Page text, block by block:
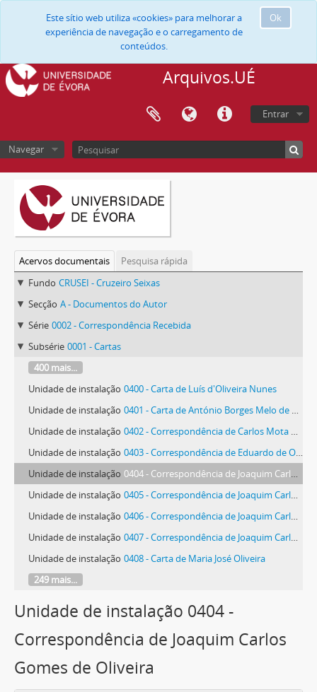
Ok
Este sítio web utiliza «cookies» para melhorar a
experiência de navegação e o carregamento de
conteúdos.
Arquivos.UÉ
Entrar
Navegar
Acervos documentais
Pesquisa rápida
Fundo CRUSEI - Cruzeiro Seixas
Secção A - Documentos do Autor
Série 0002 - Correspondência Recebida
Subsérie 0001 - Cartas
400 mais...
Unidade de instalação 0400 - Carta de Luís d'Oliveira Nunes
Unidade de instalação 0401 - Carta de António Borges Melo de Oliveira
Unidade de instalação 0402 - Correspondência de Carlos Mota de Oliveira
Unidade de instalação 0403 - Correspondência de Eduardo de Oliveira
Unidade de instalação 0404 - Correspondência de Joaquim Carlos Gomes de Oliveira
Unidade de instalação 0405 - Correspondência de Joaquim Carlos Gomes de Oliveira
Unidade de instalação 0406 - Correspondência de Joaquim Carlos Gomes de Oliveira
Unidade de instalação 0407 - Correspondência de Joaquim Carlos Gomes de Oliveira
Unidade de instalação 0408 - Carta de Maria José Oliveira
249 mais...
Unidade de instalação 0404 -
Correspondência de Joaquim Carlos
Gomes de Oliveira